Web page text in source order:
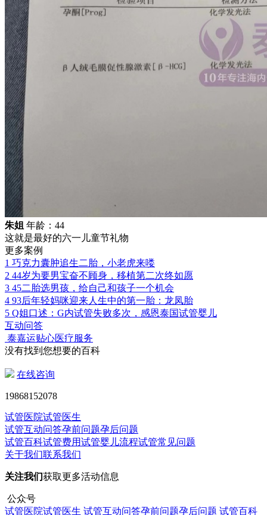
朱姐 年龄：44
这就是最好的六一儿童节礼物
更多案例
1 巧克力囊肿追生二胎，小老虎来喽
2 44岁为要男宝奋不顾身，移植第二次终如愿
3 45二胎选男孩，给自己和孩子一个机会
4 93后年轻妈咪迎来人生中的第一胎：龙凤胎
5 Q姐口述：G内试管失败多次，感恩泰国试管婴儿
互动问答
泰嘉运贴心医疗服务
没有找到您想要的百科
在线咨询
19868152078
试管医院试管医生
试管互动问答孕前问题孕后问题
试管百科试管费用试管婴儿流程试管常见问题
关于我们联系我们
关注我们获取更多活动信息
公众号
试管医院试管医生 试管互动问答孕前问题孕后问题 试管百科